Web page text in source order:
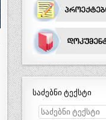
საძებნი ტექსტი